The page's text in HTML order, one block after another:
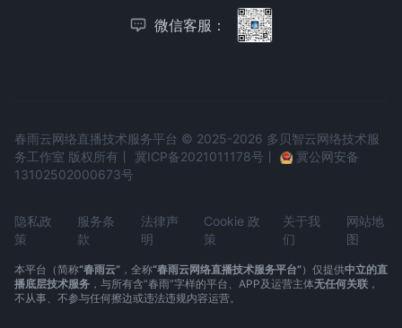
微信客服：
春雨云网络直播技术服务平台 © 2025-2026 多贝智云网络技术服
务工作室 版权所有丨 冀ICP备2021011178号 丨
冀公网安备
13102502000673号
隐私政
策
服务条
款
法律声
明
Cookie 政
策
关于我
们
网站地
图
本平台（简称“春雨云” ，全称“春雨云网络直播技术服务平台”）仅提供中立的直
播底层技术服务 ，与所有含“春雨”字样的平台、APP及运营主体无任何关联 ，
不从事、不参与任何擦边或违法违规内容运营。